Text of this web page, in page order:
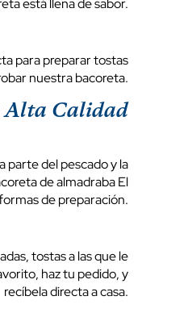
está llena de sabor.
para preparar tostas
nuestra bacoreta.
Alta Calidad
parte del pescado y la
de almadraba El
de preparación.
tostas a las que le
haz tu pedido, y
recíbela directa a casa.